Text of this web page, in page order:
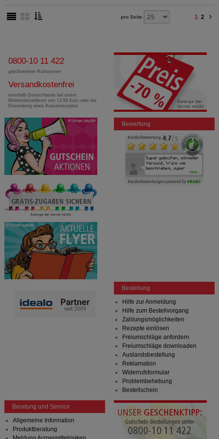
pro Seite 1 2
0800-10 11 422
gebührenfreie Rufnummer
Versandkostenfrei
innerhalb Deutschlands bei einem
Mindestbestellwert von 13,99 Euro oder bei
Einsendung eines Kassenrezeptes
Bewertung
Bestellung
Hilfe zur Anmeldung
Hilfe zum Bestellvorgang
Zahlungsmöglichkeiten
Rezepte einlösen
Freiumschläge anfordern
Freiumschläge downloaden
Auslandsbestellung
Reklamation
Widerrufsformular
Problembehebung
Bestellschein
Beratung und Service
Allgemeine Information
Produktberatung